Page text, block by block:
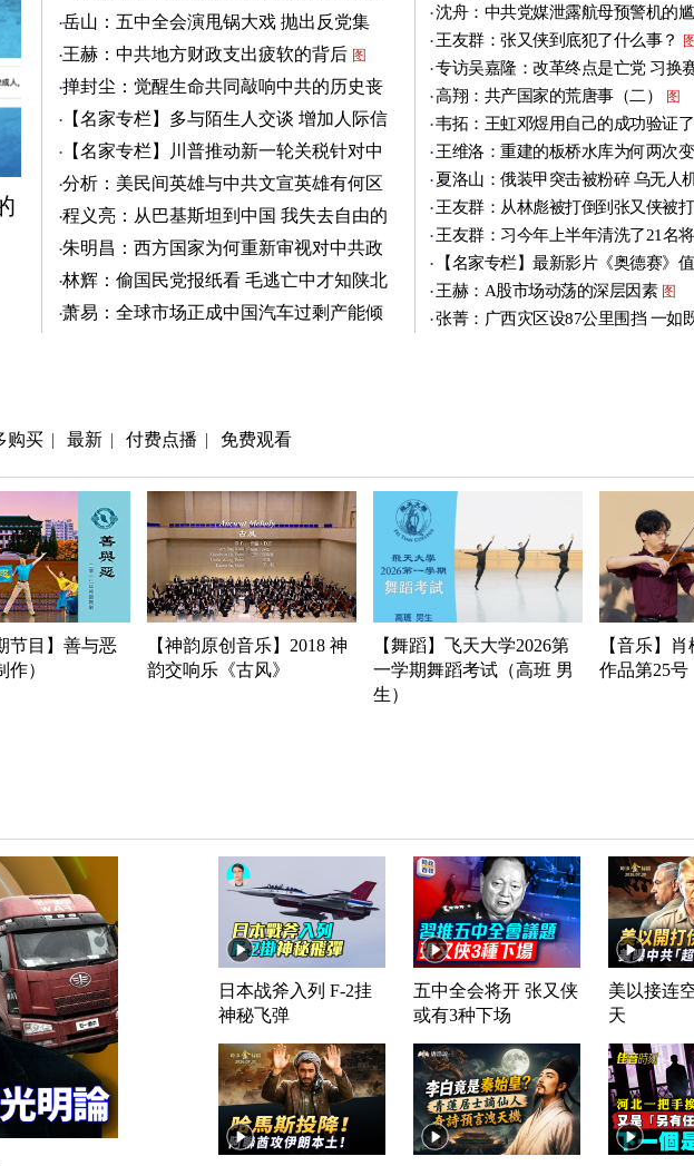
中共
图
岳山：五中全会演甩锅大戏 抛出反党集
团？
图
王赫：中共地方财政支出疲软的背后 图
掸封尘：觉醒生命共同敲响中共的历史丧
钟 图
【名家专栏】多与陌生人交谈 增加人际信
任 图
【名家专栏】川普推动新一轮关税针对中
共 图
分析：美民间英雄与中共文宣英雄有何区
别 图
程义亮：从巴基斯坦到中国 我失去自由的
两年
朱明昌：西方国家为何重新审视对中共政
策？
图
林辉：偷国民党报纸看 毛逃亡中才知陕北
有刘志丹 图
萧易：全球市场正成中国汽车过剩产能倾
沈舟：中共党媒泄露航母预警机的
王友群：张又侠到底犯了什么事？ 图
专访吴嘉隆：改革终点是亡党 习换
高翔：共产国家的荒唐事（二） 图
韦拓：王虹邓煜用自己的成功验证
王维洛：重建的板桥水库为何两次
夏洛山：俄装甲突击被粉碎 乌无人
王友群：从林彪被打倒到张又侠被
王友群：习今年上半年清洗了21名
【名家专栏】最新影片《奥德赛》
王赫：A股市场动荡的深层因素 图
张菁：广西灾区设87公里围挡 一如
购买 | 最新 | 付费点播 | 免费观看
节目】善与恶
作）
【神韵原创音乐】2018 神
韵交响乐《古风》
【舞蹈】飞天大学2026第
一学期舞蹈考试（高班 男
生）
【音乐】
作品第25号
日本战斧入列 F-2挂
神秘飞弹
五中全会将开 张又侠
或有3种下场
美以接连
天